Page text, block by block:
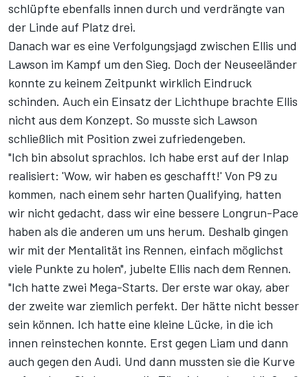
schlüpfte ebenfalls innen durch und verdrängte van
der Linde auf Platz drei.
Danach war es eine Verfolgungsjagd zwischen Ellis und
Lawson im Kampf um den Sieg. Doch der Neuseeländer
konnte zu keinem Zeitpunkt wirklich Eindruck
schinden. Auch ein Einsatz der Lichthupe brachte Ellis
nicht aus dem Konzept. So musste sich Lawson
schließlich mit Position zwei zufriedengeben.
"Ich bin absolut sprachlos. Ich habe erst auf der Inlap
realisiert: 'Wow, wir haben es geschafft!' Von P9 zu
kommen, nach einem sehr harten Qualifying, hatten
wir nicht gedacht, dass wir eine bessere Longrun-Pace
haben als die anderen um uns herum. Deshalb gingen
wir mit der Mentalität ins Rennen, einfach möglichst
viele Punkte zu holen", jubelte Ellis nach dem Rennen.
"Ich hatte zwei Mega-Starts. Der erste war okay, aber
der zweite war ziemlich perfekt. Der hätte nicht besser
sein können. Ich hatte eine kleine Lücke, in die ich
innen reinstechen konnte. Erst gegen Liam und dann
auch gegen den Audi. Und dann mussten sie die Kurve